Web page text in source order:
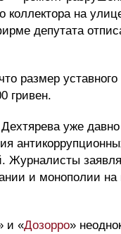
коллектора на
депутата
размер уставного
гривен.
уже давно
Журналисты
и монополии на
и «Дозорро»